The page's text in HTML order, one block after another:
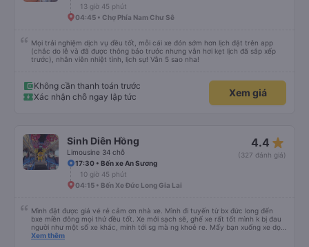
13 giờ 45 phút
04:45 • Chợ Phía Nam Chư Sê
Mọi trải nghiệm dịch vụ đều tốt, mỗi cái xe đón sớm hơn lịch đặt trên app
(chắc do lễ và đã được thông báo trước nhưng vẫn hơi kẹt lịch đã sắp xếp
trước), nhân viên nhiệt tình, lịch sự! Vẫn 5 sao nha!
Không cần thanh toán trước
Xác nhận chỗ ngay lập tức
Xem giá
Sinh Diên Hồng
Limousine 34 chỗ
4.4 star_rate
(327 đánh giá)
17:30 • Bến xe An Sương
10 giờ 45 phút
04:15 • Bến Xe Đức Long Gia Lai
Mình đặt được giá vé rẻ cảm ơn nhà xe. Mình đi tuyến từ bx đức long đến
bxe miền đông mọi thứ đều tốt. Xe mới sạch sẽ, ghế xe rất tốt mình k bị đau
người như một số xe khác, minh tới sg mà ng khoẻ re. Mấy bạn xuống xe dọc
đg để ý xíu là ổn.
Xem thêm